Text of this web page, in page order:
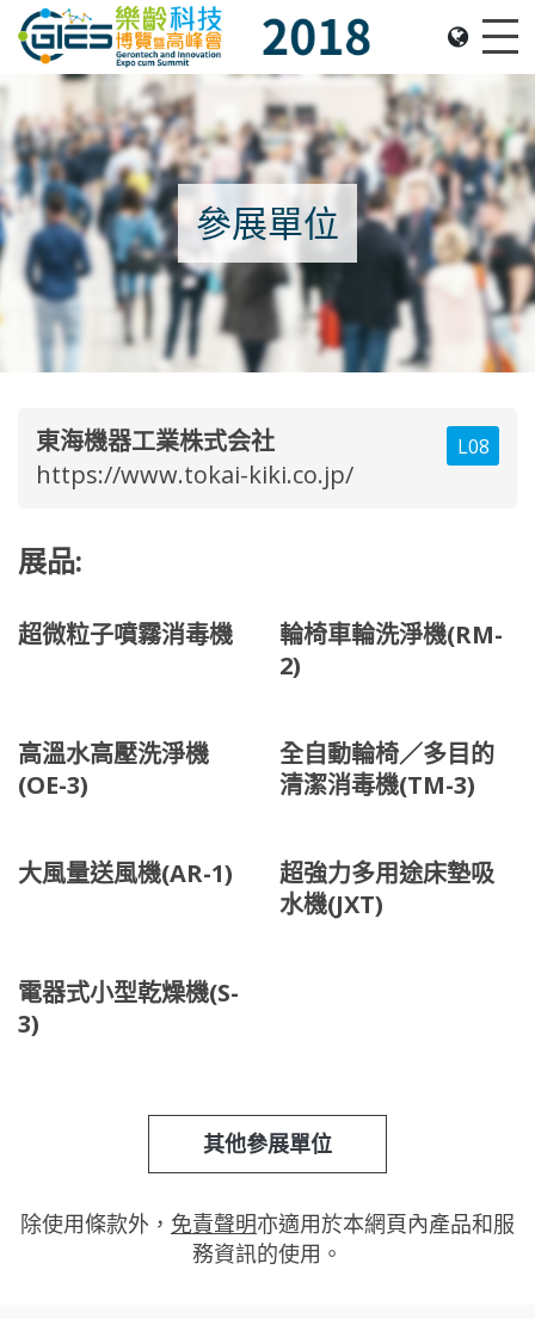
Date: Expo: 22-25 November 2018, Venue: Hall 1A-
參展單位
L08
東海機器工業株式会社
https://www.tokai-kiki.co.jp/
展品:
超微粒子噴霧消毒機
輪椅車輪洗淨機(RM-
2)
高溫水高壓洗淨機
(OE-3)
全自動輪椅／多目的
清潔消毒機(TM-3)
大風量送風機(AR-1)
超強力多用途床墊吸
水機(JXT)
電器式小型乾燥機(S-
3)
其他參展單位
除使用條款外， 免責聲明亦適用於本網頁內產品和服
務資訊的使用。